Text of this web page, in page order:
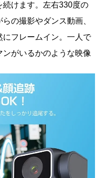
続けます。左右330度の
の撮影やダンス動画、
フレームイン。一人で
がいるかのような映像